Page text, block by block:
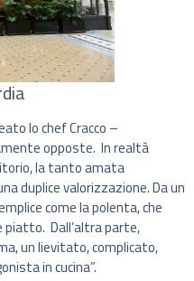
lo chef Cracco –
opposte. In realtà
la tanto amata
duplice valorizzazione. Da un
come la polenta, che
piatto. Dall’altra parte,
un lievitato, complicato,
in cucina”.